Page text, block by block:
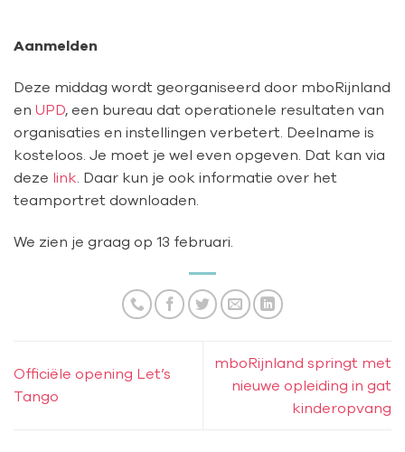
Aanmelden
Deze middag wordt georganiseerd door mboRijnland
en UPD, een bureau dat operationele resultaten van
organisaties en instellingen verbetert. Deelname is
kosteloos. Je moet je wel even opgeven. Dat kan via
deze link . Daar kun je ook informatie over het
teamportret downloaden.
We zien je graag op 13 februari.
Officiële opening Let’s
Tango
mboRijnland springt met
nieuwe opleiding in gat
kinderopvang